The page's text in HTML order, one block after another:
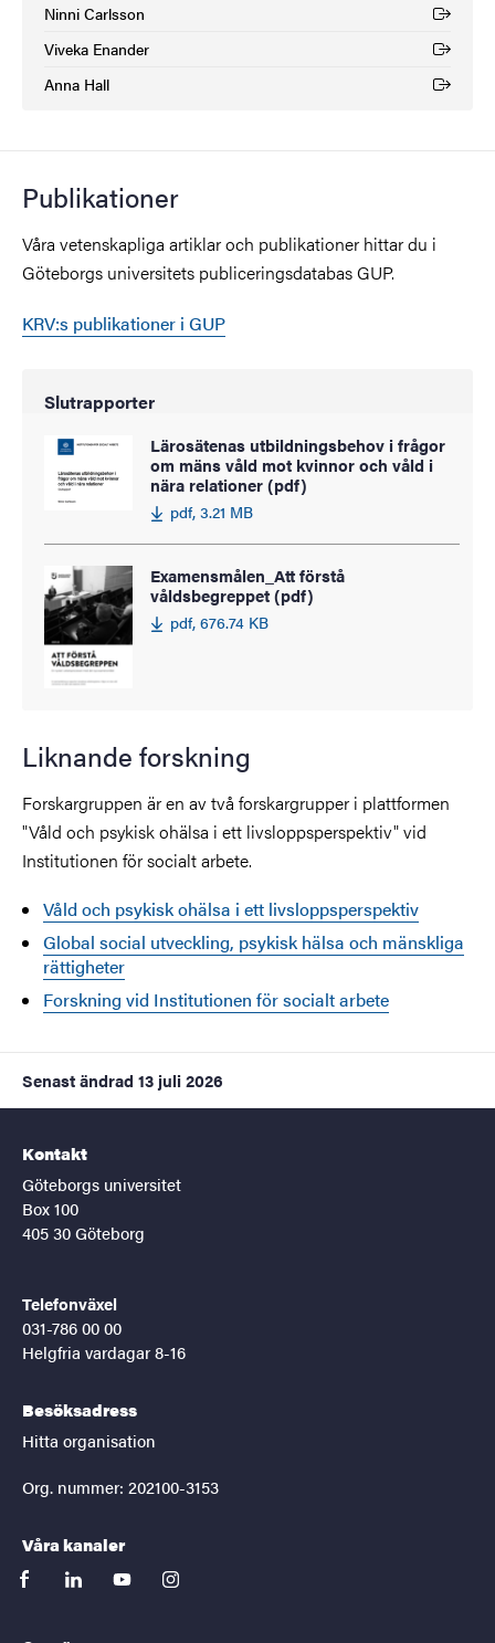
Ninni Carlsson
(Extern länk)
Viveka Enander
(Extern länk)
Anna Hall
(Extern länk)
Publikationer
Våra vetenskapliga artiklar och publikationer hittar du i
Göteborgs universitets publiceringsdatabas GUP.
KRV:s publikationer i GUP
Slutrapporter
Lärosätenas utbildningsbehov i frågor
om mäns våld mot kvinnor och våld i
nära relationer (pdf)
pdf, 3.21 MB
Examensmålen_Att förstå
våldsbegreppet (pdf)
pdf, 676.74 KB
Liknande forskning
Forskargruppen är en av två forskargrupper i plattformen
"Våld och psykisk ohälsa i ett livsloppsperspektiv" vid
Institutionen för socialt arbete.
Våld och psykisk ohälsa i ett livsloppsperspektiv
Global social utveckling, psykisk hälsa och mänskliga
rättigheter
Forskning vid Institutionen för socialt arbete
Senast ändrad 13 juli 2026
Kontakt
Göteborgs universitet
Box 100
405 30 Göteborg
Telefonväxel
031-786 00 00
Helgfria vardagar 8-16
Besöksadress
Hitta organisation
Org. nummer: 202100-3153
Våra kanaler
facebooklinkedinyoutubeinstagram